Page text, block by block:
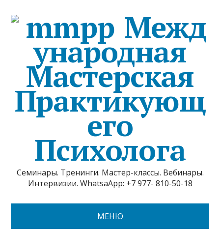
Межд
ународная
Мастерская
Практикующ
его
Психолога
Семинары. Тренинги. Мастер-классы. Вебинары.
Интервизии. WhatsaApp: +7 977- 810-50-18
МЕНЮ